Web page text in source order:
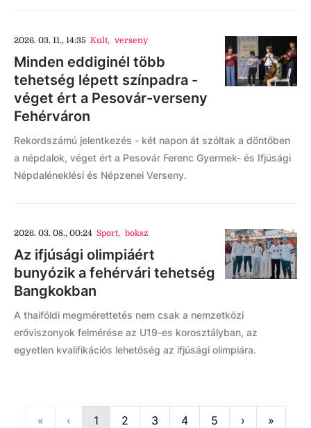
2026. 03. 11., 14:35 Kult, verseny
Minden eddiginél több
tehetség lépett színpadra -
véget ért a Pesovár-verseny
Fehérváron
Rekordszámú jelentkezés - két napon át szóltak a döntőben
a népdalok, véget ért a Pesovár Ferenc Gyermek- és Ifjúsági
Népdaléneklési és Népzenei Verseny.
2026. 03. 08., 00:24 Sport, boksz
Az ifjúsági olimpiáért
bunyózik a fehérvári tehetség
Bangkokban
A thaiföldi megmérettetés nem csak a nemzetközi
erőviszonyok felmérése az U19-es korosztályban, az
egyetlen kvalifikációs lehetőség az ifjúsági olimpiára.
« ‹Previous
1 2 3 4 5 ›Next»Last